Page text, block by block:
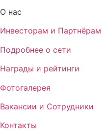
О нас
Инвесторам и Партнёрам
Подробнее о сети
Награды и рейтинги
Фотогалерея
Вакансии и Сотрудники
Контакты